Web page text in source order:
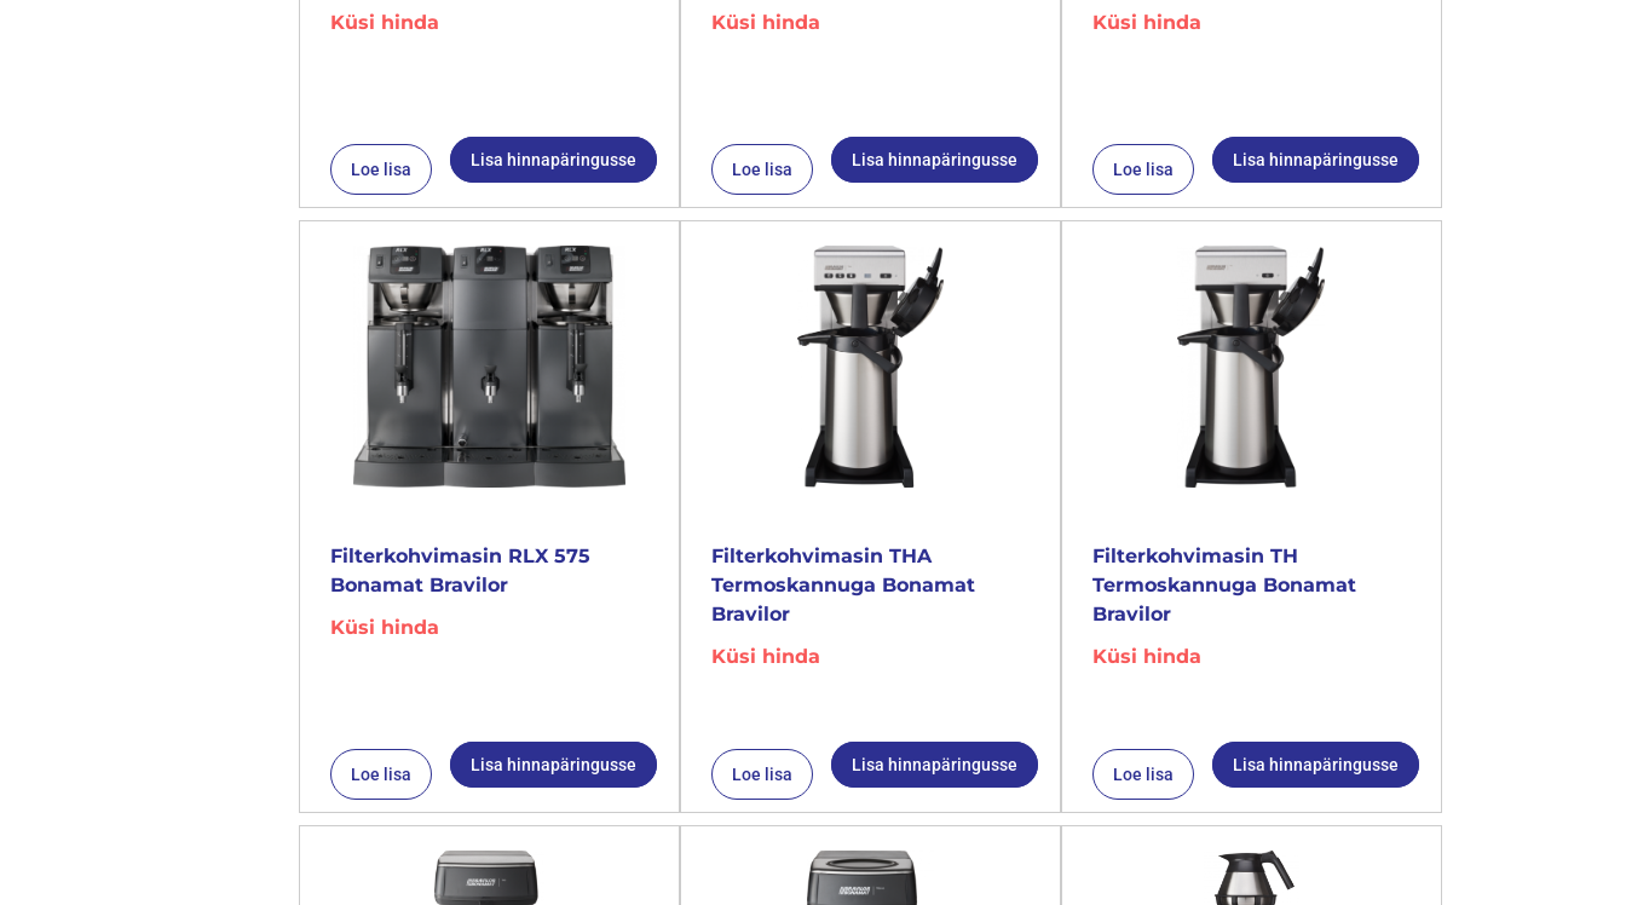
Küsi hinda
Loe lisa Lisa hinnapäringusse
Küsi hinda
Loe lisa Lisa hinnapäringusse
Küsi hinda
Loe lisa Lisa hinnapäringusse
Filterkohvimasin RLX 575
Bonamat Bravilor
Küsi hinda
Loe lisa Lisa hinnapäringusse
Filterkohvimasin THA
Termoskannuga Bonamat
Bravilor
Küsi hinda
Loe lisa Lisa hinnapäringusse
Filterkohvimasin TH
Termoskannuga Bonamat
Bravilor
Küsi hinda
Loe lisa Lisa hinnapäringusse